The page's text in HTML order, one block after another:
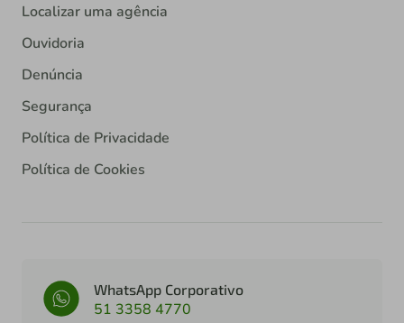
Localizar uma agência
Ouvidoria
Denúncia
Segurança
Política de Privacidade
Política de Cookies
WhatsApp Corporativo
51 3358 4770